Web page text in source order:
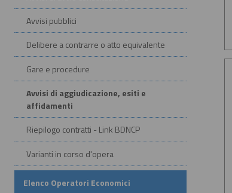
Avvisi pubblici
Delibere a contrarre o atto equivalente
Gare e procedure
Avvisi di aggiudicazione, esiti e
affidamenti
Riepilogo contratti - Link BDNCP
Varianti in corso d'opera
Elenco Operatori Economici